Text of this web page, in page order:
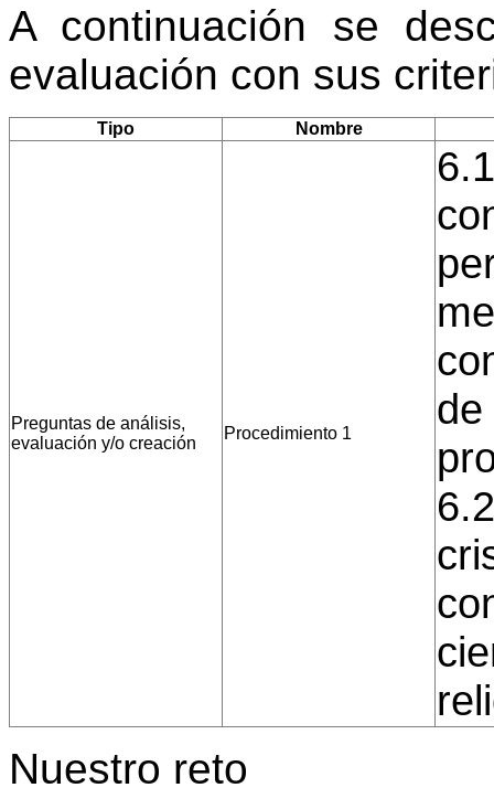
A continuación se
evaluación con sus
Tipo Nombre
Preguntas de análisis,
evaluación y/o creación
Procedimiento 1
de
Nuestro reto